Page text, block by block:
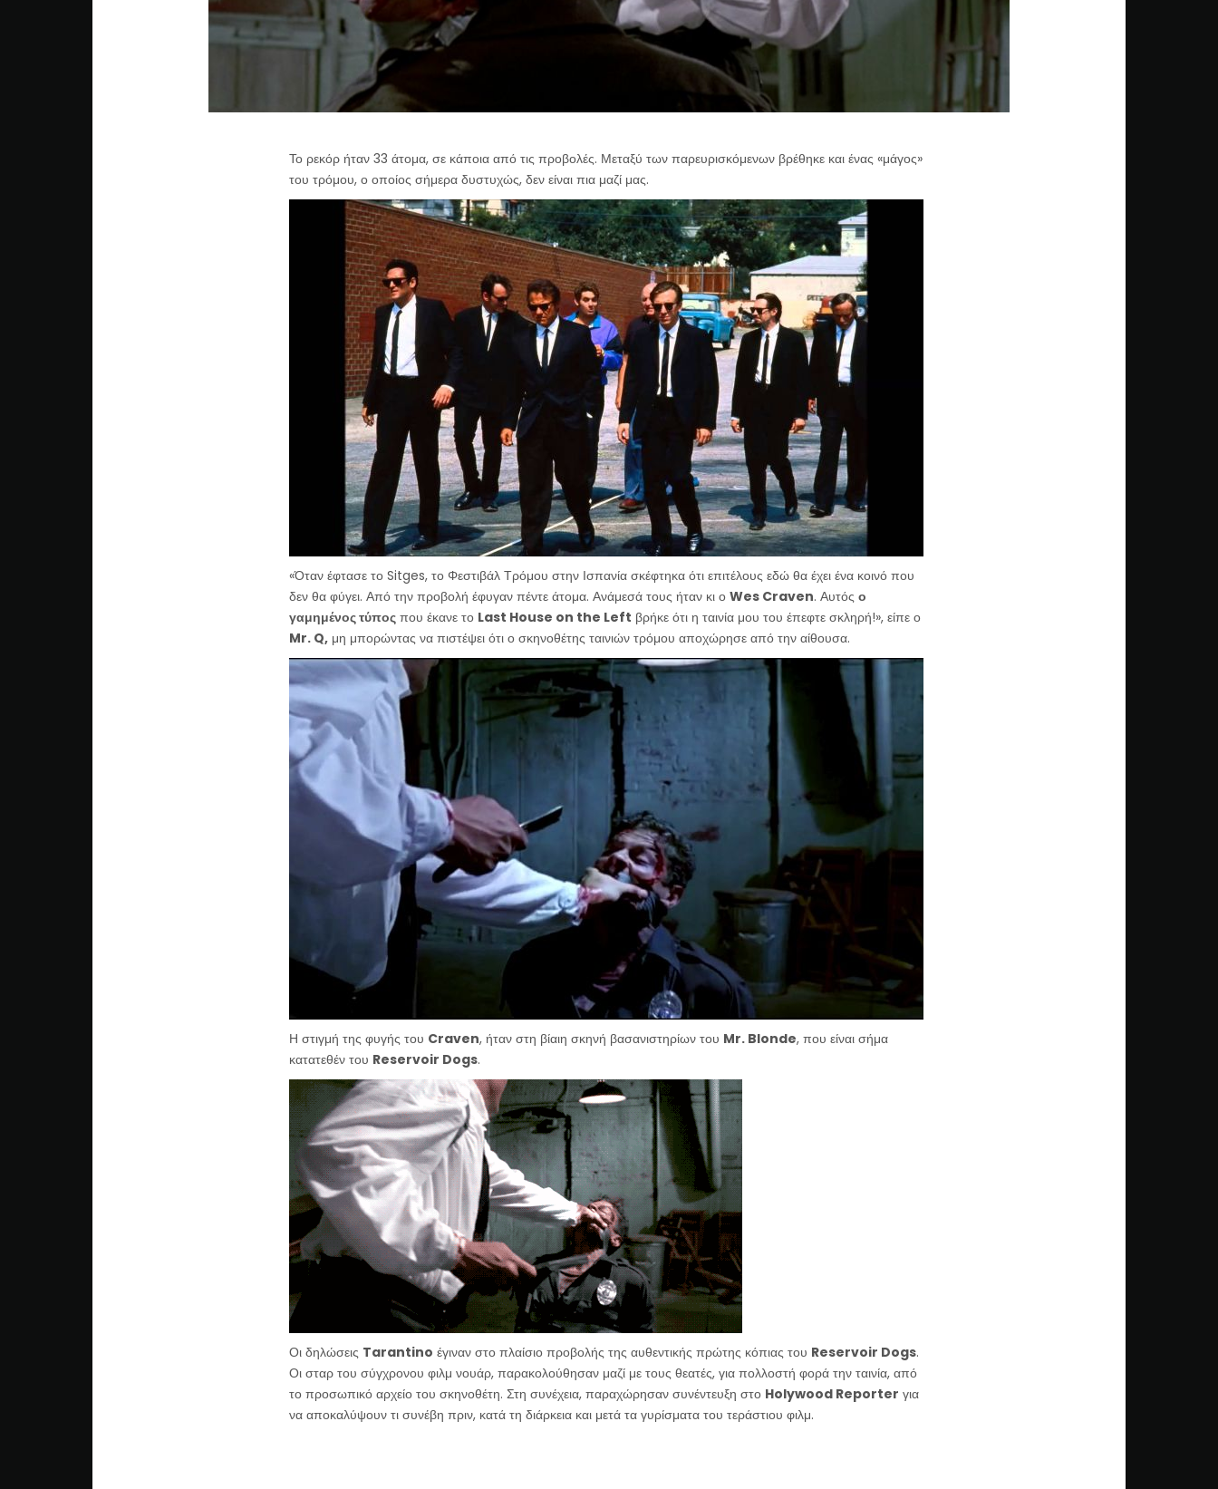
Το ρεκόρ ήταν 33 άτομα, σε κάποια από τις προβολές. Μεταξύ των παρευρισκόμενων βρέθηκε και ένας «μάγος»
του τρόμου, ο οποίος σήμερα δυστυχώς, δεν είναι πια μαζί μας.
«Όταν έφτασε το Sitges, το Φεστιβάλ Τρόμου στην Ισπανία σκέφτηκα ότι επιτέλους εδώ θα έχει ένα κοινό που
δεν θα φύγει. Από την προβολή έφυγαν πέντε άτομα. Ανάμεσά τους ήταν κι ο Wes Craven. Αυτός ο
γαμημένος τύποςπου έκανε το Last House on the Left βρήκε ότι η ταινία μου του έπεφτε σκληρή!», είπε ο
Mr. Q,μη μπορώντας να πιστέψει ότι ο σκηνοθέτης ταινιών τρόμου αποχώρησε από την αίθουσα.
Η στιγμή της φυγής του Craven, ήταν στη βίαιη σκηνή βασανιστηρίων του Mr. Blonde, που είναι σήμα
κατατεθέν του Reservoir Dogs.
Οι δηλώσεις Tarantino έγιναν στο πλαίσιο προβολής της αυθεντικής πρώτης κόπιας του Reservoir Dogs.
Οι σταρ του σύγχρονου φιλμ νουάρ, παρακολούθησαν μαζί με τους θεατές, για πολλοστή φορά την ταινία, από
το προσωπικό αρχείο του σκηνοθέτη. Στη συνέχεια, παραχώρησαν συνέντευξη στο Holywood Reporter για
να αποκαλύψουν τι συνέβη πριν, κατά τη διάρκεια και μετά τα γυρίσματα του τεράστιου φιλμ.